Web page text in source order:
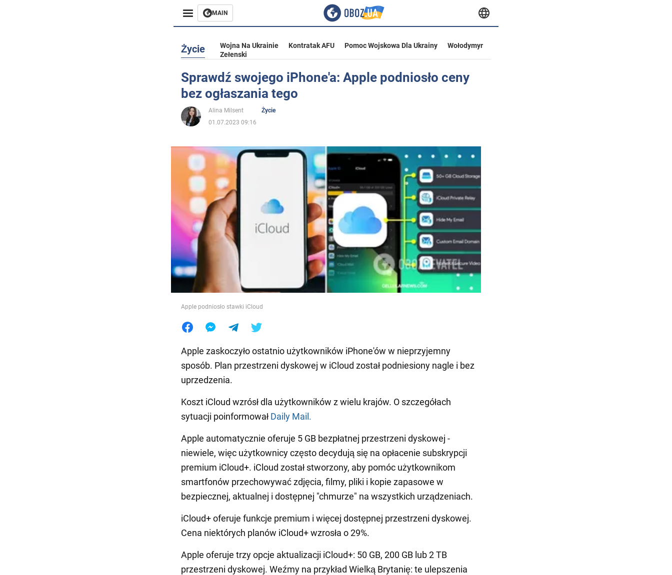
MAIN
Rozrywka
Życie
Społeczeństwo
Wojna na Ukrainie
Świat
Jedzenie
Życie Wojna Na Ukrainie Kontratak AFU Pomoc Wojskowa Dla Ukrainy
Wołodymyr
Zełenski
Sprawdź swojego iPhone'a: Apple podniosło ceny
bez ogłaszania tego
Alina Milsent
Życie
01.07.2023 09:16
Apple podniosło stawki iCloud
Apple zaskoczyło ostatnio użytkowników iPhone'ów w nieprzyjemny
sposób. Plan przestrzeni dyskowej w iCloud został podniesiony nagle i bez
uprzedzenia.
Koszt iCloud wzrósł dla użytkowników z wielu krajów. O szczegółach
sytuacji poinformował Daily Mail.
Apple automatycznie oferuje 5 GB bezpłatnej przestrzeni dyskowej -
niewiele, więc użytkownicy często decydują się na opłacenie subskrypcji
premium iCloud+. iCloud został stworzony, aby pomóc użytkownikom
smartfonów przechowywać zdjęcia, filmy, pliki i kopie zapasowe w
bezpiecznej, aktualnej i dostępnej "chmurze" na wszystkich urządzeniach.
iCloud+ oferuje funkcje premium i więcej dostępnej przestrzeni dyskowej.
Cena niektórych planów iCloud+ wzrosła o 29%.
Apple oferuje trzy opcje aktualizacji iCloud+: 50 GB, 200 GB lub 2 TB
przestrzeni dyskowej. Weźmy na przykład Wielką Brytanię: te ulepszenia